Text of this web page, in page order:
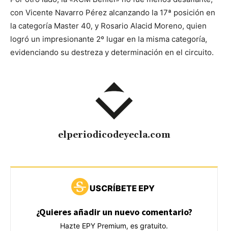
con Vicente Navarro Pérez alcanzando la 17ª posición en
la categoría Master 40, y Rosario Alacid Moreno, quien
logró un impresionante 2º lugar en la misma categoría,
evidenciando su destreza y determinación en el circuito.
elperiodicodeyecla.com
USCRÍBETE EPY
¿Quieres añadir un nuevo comentario?
Hazte EPY Premium, es gratuito.